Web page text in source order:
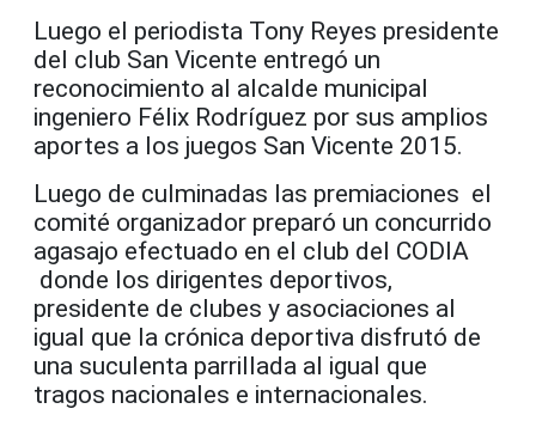
Luego el periodista Tony Reyes presidente
del club San Vicente entregó un
reconocimiento al alcalde municipal
ingeniero Félix Rodríguez por sus amplios
aportes a los juegos San Vicente 2015.
Luego de culminadas las premiaciones el
comité organizador preparó un concurrido
agasajo efectuado en el club del CODIA
donde los dirigentes deportivos,
presidente de clubes y asociaciones al
igual que la crónica deportiva disfrutó de
una suculenta parrillada al igual que
tragos nacionales e internacionales.